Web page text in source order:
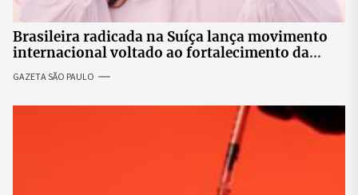
Brasileira radicada na Suíça lança movimento
internacional voltado ao fortalecimento da
identidade feminina
GAZETA SÃO PAULO